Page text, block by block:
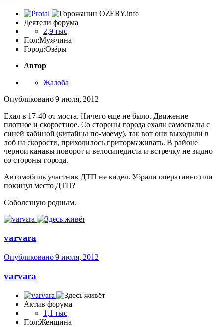
Деятели форума
2,9 тыс
Пол:Мужчина
Город:Озёры
Автор
Жалоба
Опубликовано 9 июля, 2012
Ехал в 17-40 от моста. Ничего еще не было. Движение
плотное и скоростное. Со стороны города ехали самосвалы с
синей кабиной (китайцы по-моему), так вот они выходили в
лоб на скорости, приходилось притормаживать. В районе
черной канавы поворот и велосипедиста и встречку не видно
со стороны города.
Автомобиль участник ДТП не видел. Убрали оперативно или
покинул место ДТП?
Соболезную родным.
varvara
Опубликовано 9 июля, 2012
varvara
Актив форума
1,1 тыс
Пол:Женщина